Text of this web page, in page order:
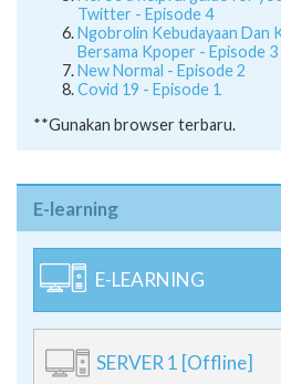
Twitter - Episode 4
Ngobrolin Kebudayaan Dan
Bersama Kpoper - Episode 3
New Normal - Episode 2
Covid 19 - Episode 1
**Gunakan browser terbaru.
E-learning
E-LEARNING
SERVER 1 [Offline]